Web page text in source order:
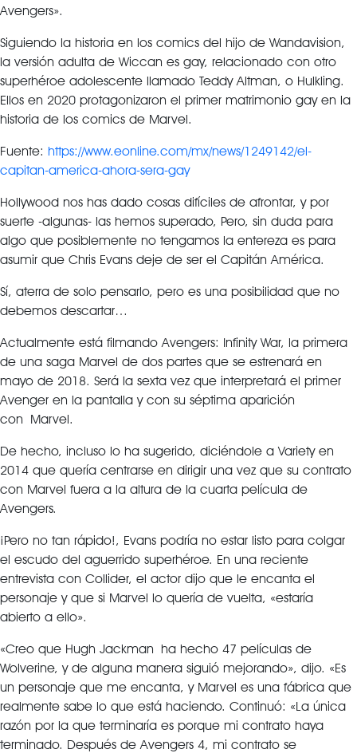
Avengers».
Siguiendo la historia en los comics del hijo de Wandavision,
la versión adulta de Wiccan es gay, relacionado con otro
superhéroe adolescente llamado Teddy Altman, o Hulkling.
Ellos en 2020 protagonizaron el primer matrimonio gay en la
historia de los comics de Marvel.
Fuente: https://www.eonline.com/mx/news/1249142/el-
capitan-america-ahora-sera-gay
Hollywood nos has dado cosas difíciles de afrontar, y por
suerte -algunas- las hemos superado, Pero, sin duda para
algo que posiblemente no tengamos la entereza es para
asumir que Chris Evans deje de ser el Capitán América.
Sí, aterra de solo pensarlo, pero es una posibilidad que no
debemos descartar…
Actualmente está filmando Avengers: Infinity War, la primera
de una saga Marvel de dos partes que se estrenará en
mayo de 2018. Será la sexta vez que interpretará el primer
Avenger en la pantalla y con su séptima aparición
con Marvel.
De hecho, incluso lo ha sugerido, diciéndole a Variety en
2014 que quería centrarse en dirigir una vez que su contrato
con Marvel fuera a la altura de la cuarta película de
Avengers.
¡Pero no tan rápido!, Evans podría no estar listo para colgar
el escudo del aguerrido superhéroe. En una reciente
entrevista con Collider, el actor dijo que le encanta el
personaje y que si Marvel lo quería de vuelta, «estaría
abierto a ello».
«Creo que Hugh Jackman ha hecho 47 películas de
Wolverine, y de alguna manera siguió mejorando», dijo. «Es
un personaje que me encanta, y Marvel es una fábrica que
realmente sabe lo que está haciendo. Continuó: «La única
razón por la que terminaría es porque mi contrato haya
terminado. Después de Avengers 4, mi contrato se